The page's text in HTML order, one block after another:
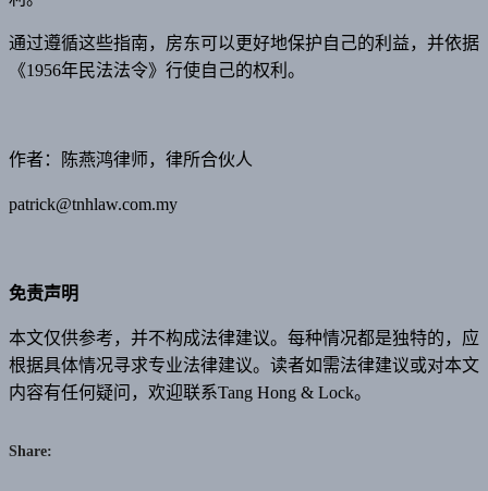
通过遵循这些指南，房东可以更好地保护自己的利益，并依据
《1956年民法法令》行使自己的权利。
作者： 陈燕鸿律师，律所合伙人
patrick@tnhlaw.com.my
免责声明
本文仅供参考，并不构成法律建议。每种情况都是独特的，应
根据具体情况寻求专业法律建议。读者如需法律建议或对本文
内容有任何疑问，欢迎联系Tang Hong & Lock。
Share: